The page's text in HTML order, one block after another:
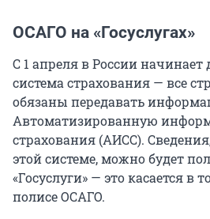
ОСАГО на «Госуслугах»
С 1 апреля в России начинает
система страхования — все
обязаны передавать
Автоматизированную
страхования (АИСС).
этой системе, можно будет
«Госуслуги» — это касается в
полисе ОСАГО.